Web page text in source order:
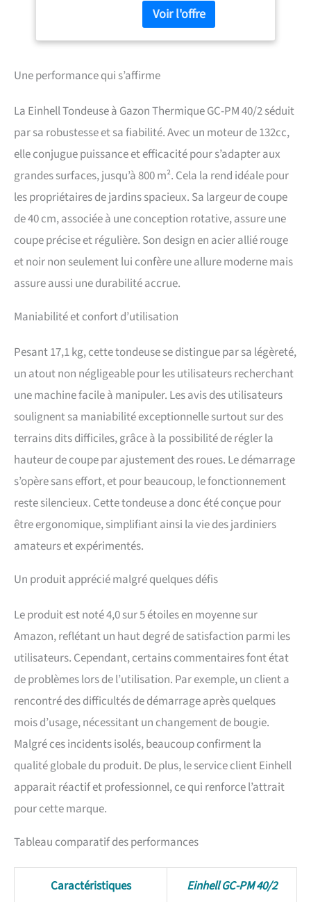
Avec un régime à vide
maximal de 2 900 tr/min,
cette puissante tondeuse à
adaptée à des surfaces
Le système de réglage de la
hauteur de coupe permet de
et 60 mm. La largeur de
coupe de 40 cm permet la
étendues Guidon repliable -
Le guidon en acier
permet un rangement peu
encombrant de la tondeuse
cave ou un local technique
accessible - Facilement
câble de démarrage permet
de démarrer la tondeuse
facilement et rapidement
sans avoir à se baisser
Il permet de voir d’un seul
coup d’œil le niveau de
remplissage du sac
collecteur en toile
résistante de 45 L, qui se
2 poignées Matériaux
robustes - Le carter durable
en plastique
Il contribue en outre au
l’outil
Une performance qui s’affirme
La Einhell Tondeuse à Gazon Thermique GC-PM 40/2 séduit
par sa robustesse et sa fiabilité. Avec un moteur de 132cc,
elle conjugue puissance et efficacité pour s’adapter aux
grandes surfaces, jusqu’à 800 m². Cela la rend idéale pour
les propriétaires de jardins spacieux. Sa largeur de coupe
de 40 cm, associée à une conception rotative, assure une
coupe précise et régulière. Son design en acier allié rouge
et noir non seulement lui confère une allure moderne mais
assure aussi une durabilité accrue.
Maniabilité et confort d’utilisation
Pesant 17,1 kg, cette tondeuse se distingue par sa légèreté,
un atout non négligeable pour les utilisateurs recherchant
une machine facile à manipuler. Les avis des utilisateurs
soulignent sa maniabilité exceptionnelle surtout sur des
terrains dits difficiles, grâce à la possibilité de régler la
hauteur de coupe par ajustement des roues. Le démarrage
s’opère sans effort, et pour beaucoup, le fonctionnement
reste silencieux. Cette tondeuse a donc été conçue pour
être ergonomique, simplifiant ainsi la vie des jardiniers
amateurs et expérimentés.
Un produit apprécié malgré quelques défis
Le produit est noté 4,0 sur 5 étoiles en moyenne sur
Amazon, reflétant un haut degré de satisfaction parmi les
utilisateurs. Cependant, certains commentaires font état
de problèmes lors de l’utilisation. Par exemple, un client a
rencontré des difficultés de démarrage après quelques
mois d’usage, nécessitant un changement de bougie.
Malgré ces incidents isolés, beaucoup confirment la
qualité globale du produit. De plus, le service client Einhell
apparait réactif et professionnel, ce qui renforce l’attrait
pour cette marque.
Tableau comparatif des performances
Caractéristiques Einhell GC-PM 40/2